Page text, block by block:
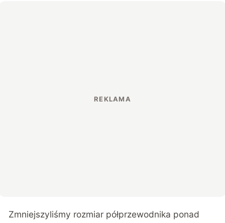
Zmniejszyliśmy rozmiar półprzewodnika ponad